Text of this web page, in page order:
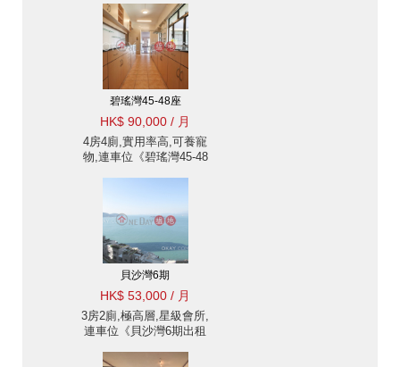
碧瑤灣45-48座
HK$ 90,000 / 月
4房4廁,實用率高,可養寵
物,連車位《碧瑤灣45-48
貝沙灣6期
HK$ 53,000 / 月
3房2廁,極高層,星級會所,
連車位《貝沙灣6期出租